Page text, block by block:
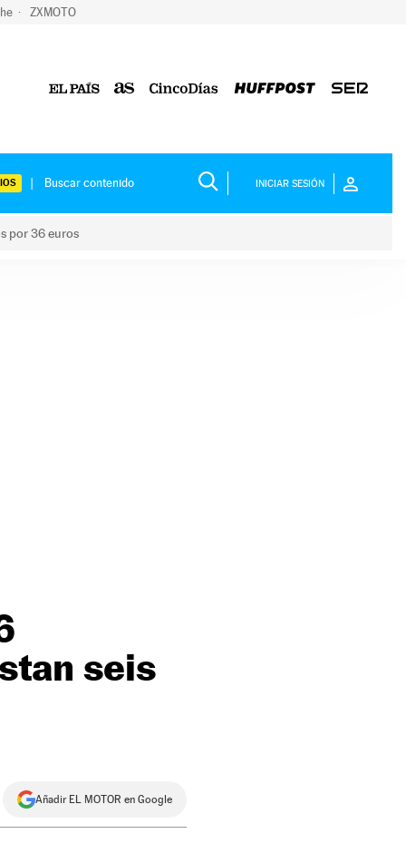
ZXMOTO
INICIAR SESIÓN
por 36 euros
seis
Añadir EL MOTOR en Google